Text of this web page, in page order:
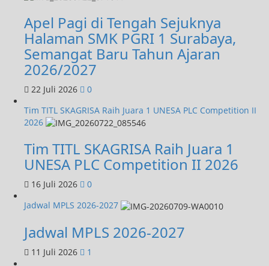
Apel Pagi di Tengah Sejuknya
Halaman SMK PGRI 1 Surabaya,
Semangat Baru Tahun Ajaran
2026/2027
22 Juli 2026
0
Tim TITL SKAGRISA Raih Juara 1 UNESA PLC Competition II
2026
Tim TITL SKAGRISA Raih Juara 1
UNESA PLC Competition II 2026
16 Juli 2026
0
Jadwal MPLS 2026-2027
Jadwal MPLS 2026-2027
11 Juli 2026
1